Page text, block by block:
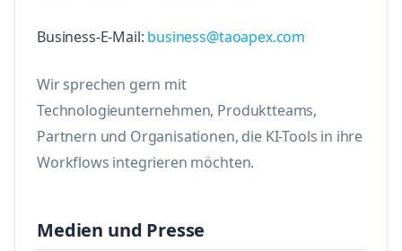
Business-E-Mail: business@taoapex.com
Wir sprechen gern mit
Technologieunternehmen, Produktteams,
Partnern und Organisationen, die KI-Tools in ihre
Workflows integrieren möchten.
Medien und Presse